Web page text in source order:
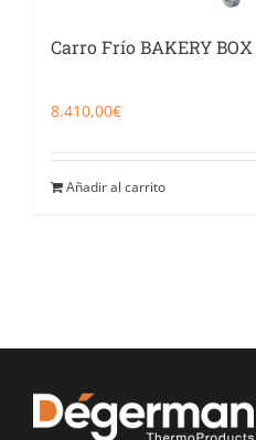
Carro Frío BAKERY BOX
8.410,00€
Añadir al carrito